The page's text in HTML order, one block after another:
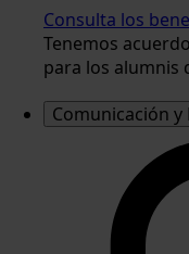
Consulta los
Tenemos
para los alumnis
Comunicación y